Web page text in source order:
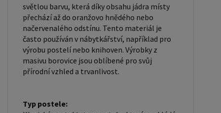
v podobě zabarvení. Máte zájem o velkoobchodní
spolupráci? Nebo chcete získat zajímavou cenovou
nabídku na větší množství našich produktů?
Obchodníkům a firmám, nabízíme možnost
nákupu na velkoobchodní ceny. Zašlete poptávku
na ondera@seznam.cz, velice rádi se Vám budeme
UŽIVATEL " - v horní liště ), vyplníte osobní údaje a
světlou barvu, která díky obsahu jádra místy
přechází až do oranžovo hnědého nebo
načervenalého odstínu. Tento materiál je
často používán v nábytkářství, například pro
výrobu postelí nebo knihoven. Výrobky z
masivu borovice jsou oblíbené pro svůj
přírodní vzhled a trvanlivost.
Typ postele: